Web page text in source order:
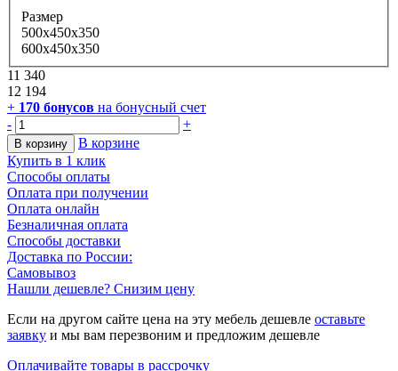
Размер
500x450x350
600x450x350
11 340
12 194
+ 170 бонусов на бонусный счет
-
+
В корзину
В корзине
Купить в 1 клик
Способы оплаты
Оплата при получении
Оплата онлайн
Безналичная оплата
Способы доставки
Доставка по России:
Самовывоз
Нашли дешевле? Снизим цену
Если на другом сайте цена на эту мебель дешевле оставьте
заявку и мы вам перезвоним и предложим дешевле
Оплачивайте товары в рассрочку